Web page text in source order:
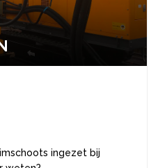
ingezet bij